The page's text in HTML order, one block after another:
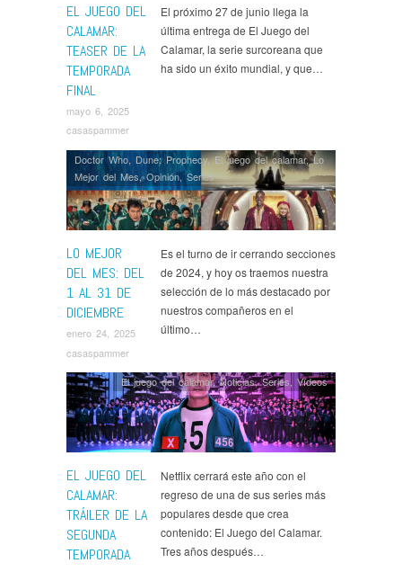
EL JUEGO DEL
CALAMAR:
TEASER DE LA
TEMPORADA
FINAL
mayo 6, 2025
casaspammer
El próximo 27 de junio llega la
última entrega de El Juego del
Calamar, la serie surcoreana que
ha sido un éxito mundial, y que…
LO MEJOR
DEL MES: DEL
1 AL 31 DE
DICIEMBRE
enero 24, 2025
casaspammer
Doctor Who, Dune: Prophecy,El juego del calamar,Lo
Mejor del Mes,Opinión,Series
Es el turno de ir cerrando secciones
de 2024, y hoy os traemos nuestra
selección de lo más destacado por
nuestros compañeros en el
último…
EL JUEGO DEL
CALAMAR:
TRÁILER DE LA
SEGUNDA
TEMPORADA
El juego del calamar,Noticias,Series ,Ví­deos
Netflix cerrará este año con el
regreso de una de sus series más
populares desde que crea
contenido: El Juego del Calamar.
Tres años después…